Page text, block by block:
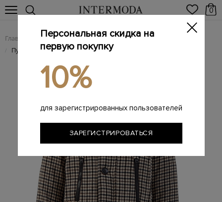
0
Главная Мужчинам / Одежда / Пуховики
/ Пуховая парка Wool Arctic Parka из шерсти в клетку
Персональная скидка на
первую покупку
10%
для зарегистрированных пользователей
ЗАРЕГИСТРИРОВАТЬСЯ